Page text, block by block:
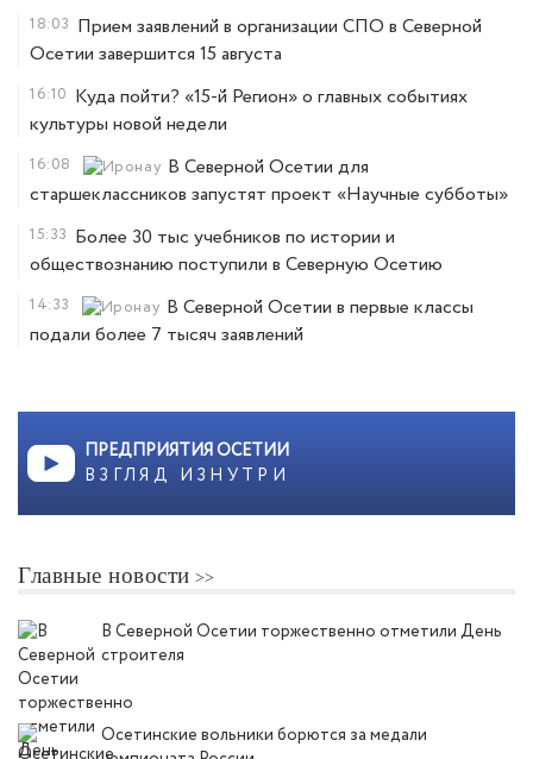
18:03 Прием заявлений в организации СПО в Северной
Осетии завершится 15 августа
16:10 Куда пойти? «15-й Регион» о главных событиях
культуры новой недели
16:08
В Северной Осетии для
старшеклассников запустят проект «Научные субботы»
15:33 Более 30 тыс учебников по истории и
обществознанию поступили в Северную Осетию
14:33
В Северной Осетии в первые классы
подали более 7 тысяч заявлений
ПРЕДПРИЯТИЯ ОСЕТИИ
ВЗГЛЯД ИЗНУТРИ
Главные новости
В Северной Осетии торжественно отметили День
строителя
Осетинские вольники борются за медали